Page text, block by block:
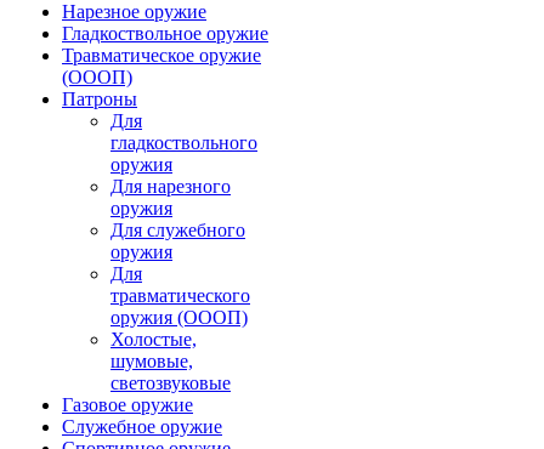
Нарезное оружие
Гладкоствольное оружие
Травматическое оружие
(ОООП)
Патроны
Для
гладкоствольного
оружия
Для нарезного
оружия
Для служебного
оружия
Для
травматического
оружия (ОООП)
Холостые,
шумовые,
светозвуковые
Газовое оружие
Служебное оружие